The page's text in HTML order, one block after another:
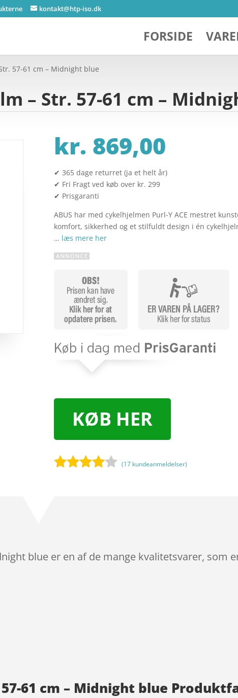
kontakt@htp-iso.dk
FORSIDE
57-61 cm – Midnight blue
– Str. 57-61 cm –
kr. 869,00
✔ 365 dage returret (ja et helt år)
✔ Fri Fragt ved køb over kr. 299
✔ Prisgaranti
ABUS har med cykelhjelmen Purl-Y ACE mestret
komfort, sikkerhed og et stilfuldt design i én
… læs mere her
KØB HER
ømmels
er
(17 kundeanmeldelser)
blue er en af de mange kvalitetsvarer, som
57-61 cm – Midnight blue